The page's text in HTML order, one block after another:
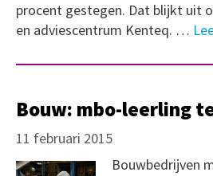
procent gestegen. Dat blijkt uit
en adviescentrum Kenteq. …
Bouw: mbo-leerling
11 februari 2015
Bouwbedrijven